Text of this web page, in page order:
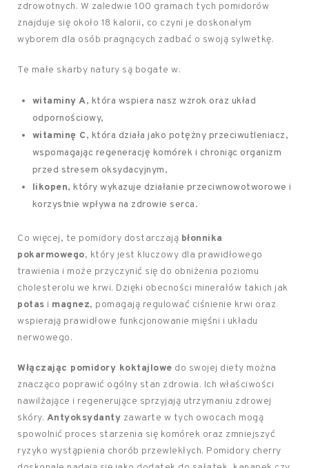
zdrowotnych. W zaledwie 100 gramach tych pomidorów
znajduje się około 18 kalorii, co czyni je doskonałym
wyborem dla osób pragnących zadbać o swoją sylwetkę.
Te małe skarby natury są bogate w:
witaminy A, która wspiera nasz wzrok oraz układ
odpornościowy,
witaminę C, która działa jako potężny przeciwutleniacz,
wspomagając regenerację komórek i chroniąc organizm
przed stresem oksydacyjnym,
likopen, który wykazuje działanie przeciwnowotworowe i
korzystnie wpływa na zdrowie serca.
Co więcej, te pomidory dostarczają błonnika
pokarmowego, który jest kluczowy dla prawidłowego
trawienia i może przyczynić się do obniżenia poziomu
cholesterolu we krwi. Dzięki obecności minerałów takich jak
potas i magnez, pomagają regulować ciśnienie krwi oraz
wspierają prawidłowe funkcjonowanie mięśni i układu
nerwowego.
Włączając pomidory koktajlowe do swojej diety można
znacząco poprawić ogólny stan zdrowia. Ich właściwości
nawilżające i regenerujące sprzyjają utrzymaniu zdrowej
skóry. Antyoksydanty zawarte w tych owocach mogą
spowolnić proces starzenia się komórek oraz zmniejszyć
ryzyko wystąpienia chorób przewlekłych. Pomidory cherry